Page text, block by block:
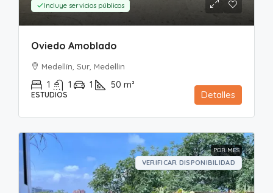
Incluye servicios públicos
Oviedo Amoblado
Medellín, Sur, Medellin
1 1 1 50 m²
ESTUDIOS Detalles
POR MES
VERIFICAR DISPONIBILIDAD